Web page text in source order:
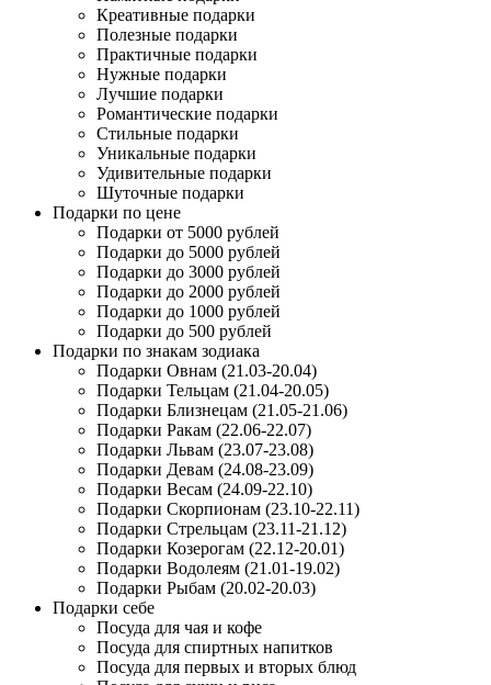
Креативные подарки
Полезные подарки
Практичные подарки
Нужные подарки
Лучшие подарки
Романтические подарки
Стильные подарки
Уникальные подарки
Удивительные подарки
Шуточные подарки
Подарки по цене
Подарки от 5000 рублей
Подарки до 5000 рублей
Подарки до 3000 рублей
Подарки до 2000 рублей
Подарки до 1000 рублей
Подарки до 500 рублей
Подарки по знакам зодиака
Подарки Овнам (21.03-20.04)
Подарки Тельцам (21.04-20.05)
Подарки Близнецам (21.05-21.06)
Подарки Ракам (22.06-22.07)
Подарки Львам (23.07-23.08)
Подарки Девам (24.08-23.09)
Подарки Весам (24.09-22.10)
Подарки Скорпионам (23.10-22.11)
Подарки Стрельцам (23.11-21.12)
Подарки Козерогам (22.12-20.01)
Подарки Водолеям (21.01-19.02)
Подарки Рыбам (20.02-20.03)
Подарки себе
Посуда для чая и кофе
Посуда для спиртных напитков
Посуда для первых и вторых блюд